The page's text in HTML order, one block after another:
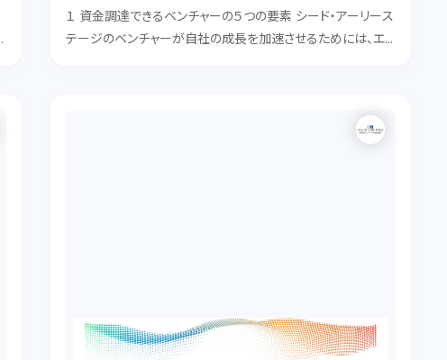
１ 資金調達できるベンチャーの５つの要素 シード・アーリース
テージのベンチャーが自社の成長を加速させるためには、エン